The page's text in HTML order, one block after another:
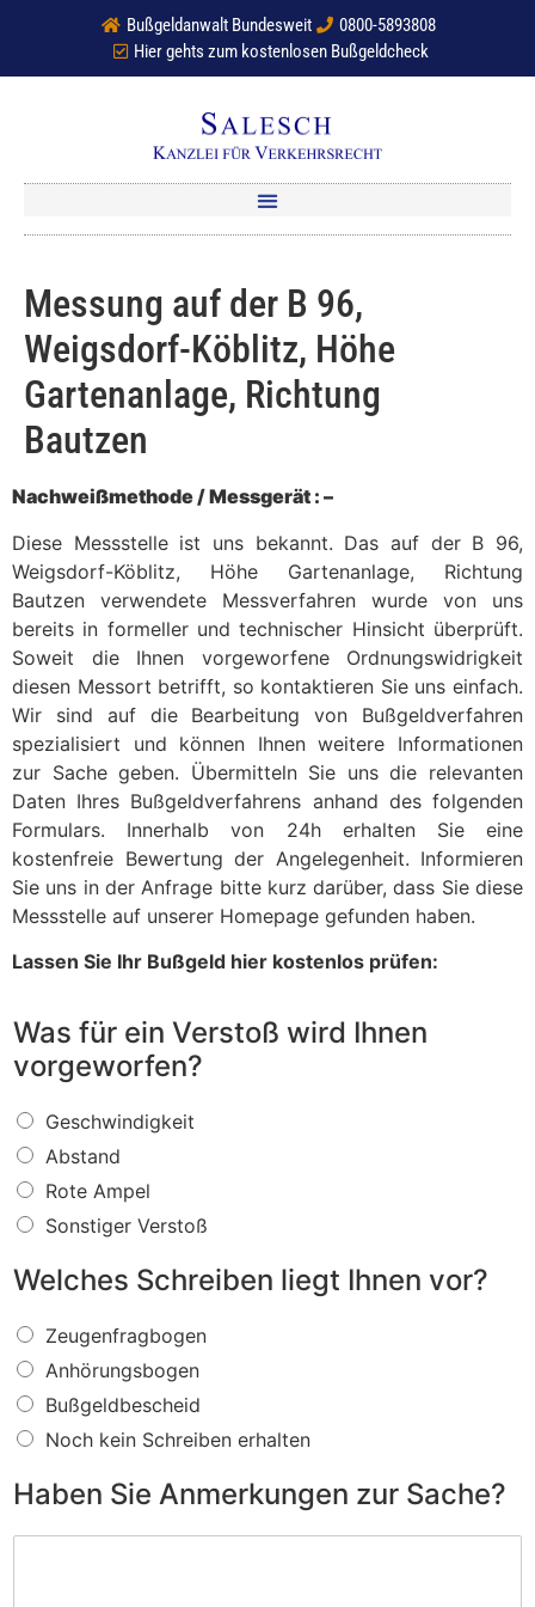
Bußgeldanwalt Bundesweit
0800-5893808
Hier gehts zum kostenlosen Bußgeldcheck
Messung auf der B 96,
Weigsdorf-Köblitz, Höhe
Gartenanlage, Richtung
Bautzen
Nachweißmethode / Messgerät : –
Diese Messstelle ist uns bekannt. Das auf der B 96,
Weigsdorf-Köblitz, Höhe Gartenanlage, Richtung
Bautzen verwendete Messverfahren wurde von uns
bereits in formeller und technischer Hinsicht überprüft.
Soweit die Ihnen vorgeworfene Ordnungswidrigkeit
diesen Messort betrifft, so kontaktieren Sie uns einfach.
Wir sind auf die Bearbeitung von Bußgeldverfahren
spezialisiert und können Ihnen weitere Informationen
zur Sache geben. Übermitteln Sie uns die relevanten
Daten Ihres Bußgeldverfahrens anhand des folgenden
Formulars. Innerhalb von 24h erhalten Sie eine
kostenfreie Bewertung der Angelegenheit. Informieren
Sie uns in der Anfrage bitte kurz darüber, dass Sie diese
Messstelle auf unserer Homepage gefunden haben.
Lassen Sie Ihr Bußgeld hier kostenlos prüfen:
Was für ein Verstoß wird Ihnen
vorgeworfen?
W
a
s
f
ü
r
i
V
e
r
s
t
o
ß
w
Geschwindigkeit
Abstand
Rote Ampel
Sonstiger Verstoß
Welches Schreiben liegt Ihnen vor?
W
e
c
h
e
S
Zeugenfragbogen
Anhörungsbogen
Bußgeldbescheid
Noch kein Schreiben erhalten
Haben Sie Anmerkungen zur Sache?